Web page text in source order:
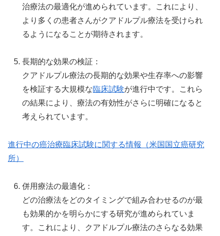
治療法の最適化が進められています。これにより、
より多くの患者さんがクアドルプル療法を受けられ
るようになることが期待されます。
長期的な効果の検証：
クアドルプル療法の長期的な効果や生存率への影響
を検証する大規模な臨床試験が進行中です。これら
の結果により、療法の有効性がさらに明確になると
考えられています。
進行中の癌治療臨床試験に関する情報（米国国立癌研究
所）
併用療法の最適化：
どの治療法をどのタイミングで組み合わせるのが最
も効果的かを明らかにする研究が進められていま
す。これにより、クアドルプル療法のさらなる効果